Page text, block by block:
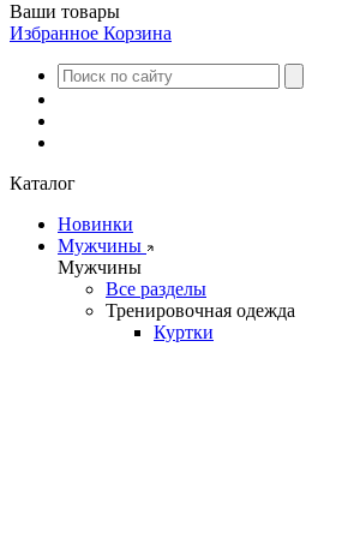
Ваши товары
Избранное Корзина
Каталог
Новинки
Мужчины
Мужчины
Все разделы
Тренировочная одежда
Куртки